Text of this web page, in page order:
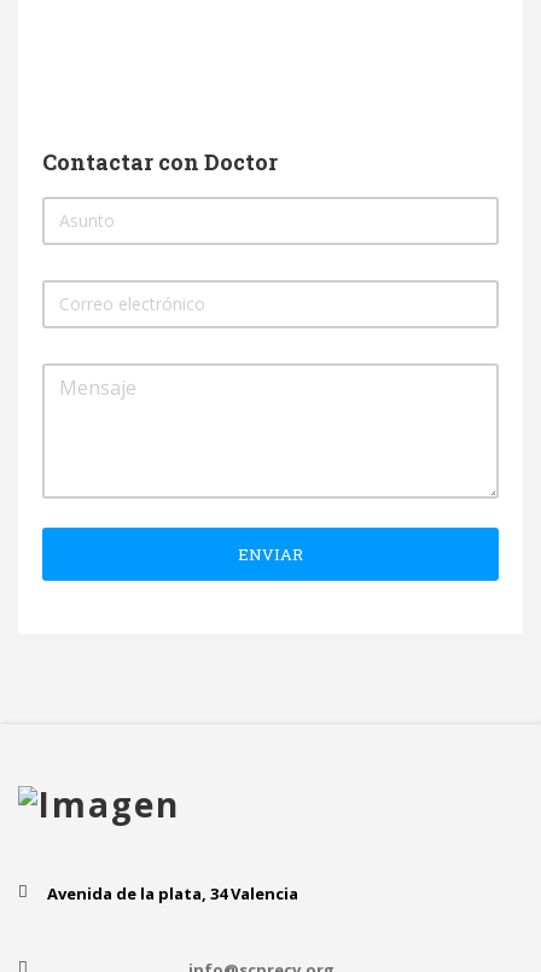
Contactar con Doctor
ENVIAR
Avenida de la plata, 34 Valencia